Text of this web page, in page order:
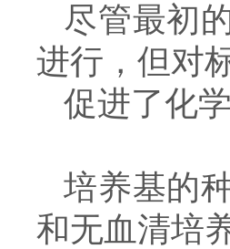
尽管最初
进行，但对
促进了化
培养基的
和无血清培